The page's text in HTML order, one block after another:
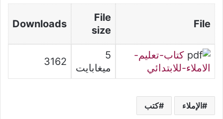
File
File
size
Downloads
كتاب-تعليم-
الاملاء-للابتدائي
5
ميغابايت
3162
الإملاء كتب